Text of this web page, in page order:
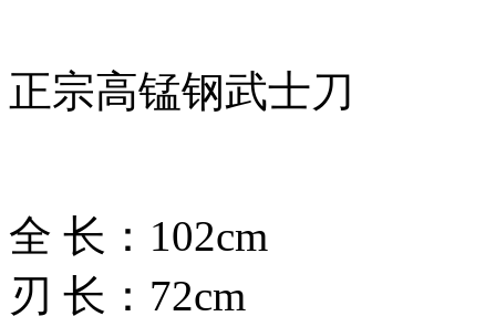
正宗高锰钢武士刀
全 长：102cm
刃 长：72cm